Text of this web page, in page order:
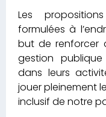
Les
formulées à
but de renforcer
gestion
dans leurs
jouer pleinement
inclusif de notre